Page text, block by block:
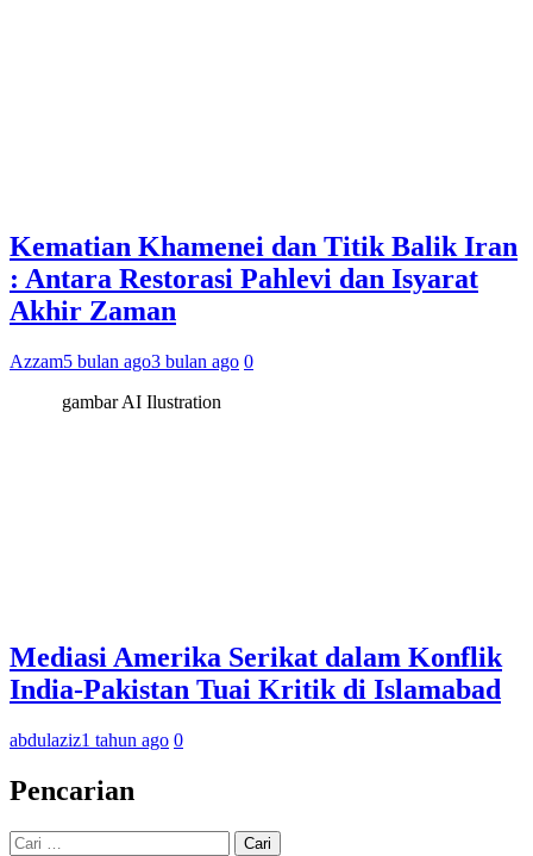
Kematian Khamenei dan Titik Balik Iran
: Antara Restorasi Pahlevi dan Isyarat
Akhir Zaman
Azzam5 bulan ago3 bulan ago 0
gambar AI Ilustration
Mediasi Amerika Serikat dalam Konflik
India-Pakistan Tuai Kritik di Islamabad
abdulaziz1 tahun ago 0
Pencarian
Cari